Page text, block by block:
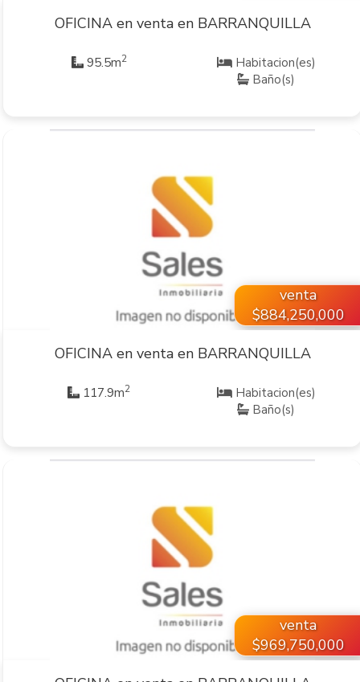
OFICINA en venta en BARRANQUILLA
95.5m2
Habitacion(es)
Baño(s)
VER INMUEBLE
venta
$884,250,000
OFICINA en venta en BARRANQUILLA
117.9m2
Habitacion(es)
Baño(s)
VER INMUEBLE
venta
$969,750,000